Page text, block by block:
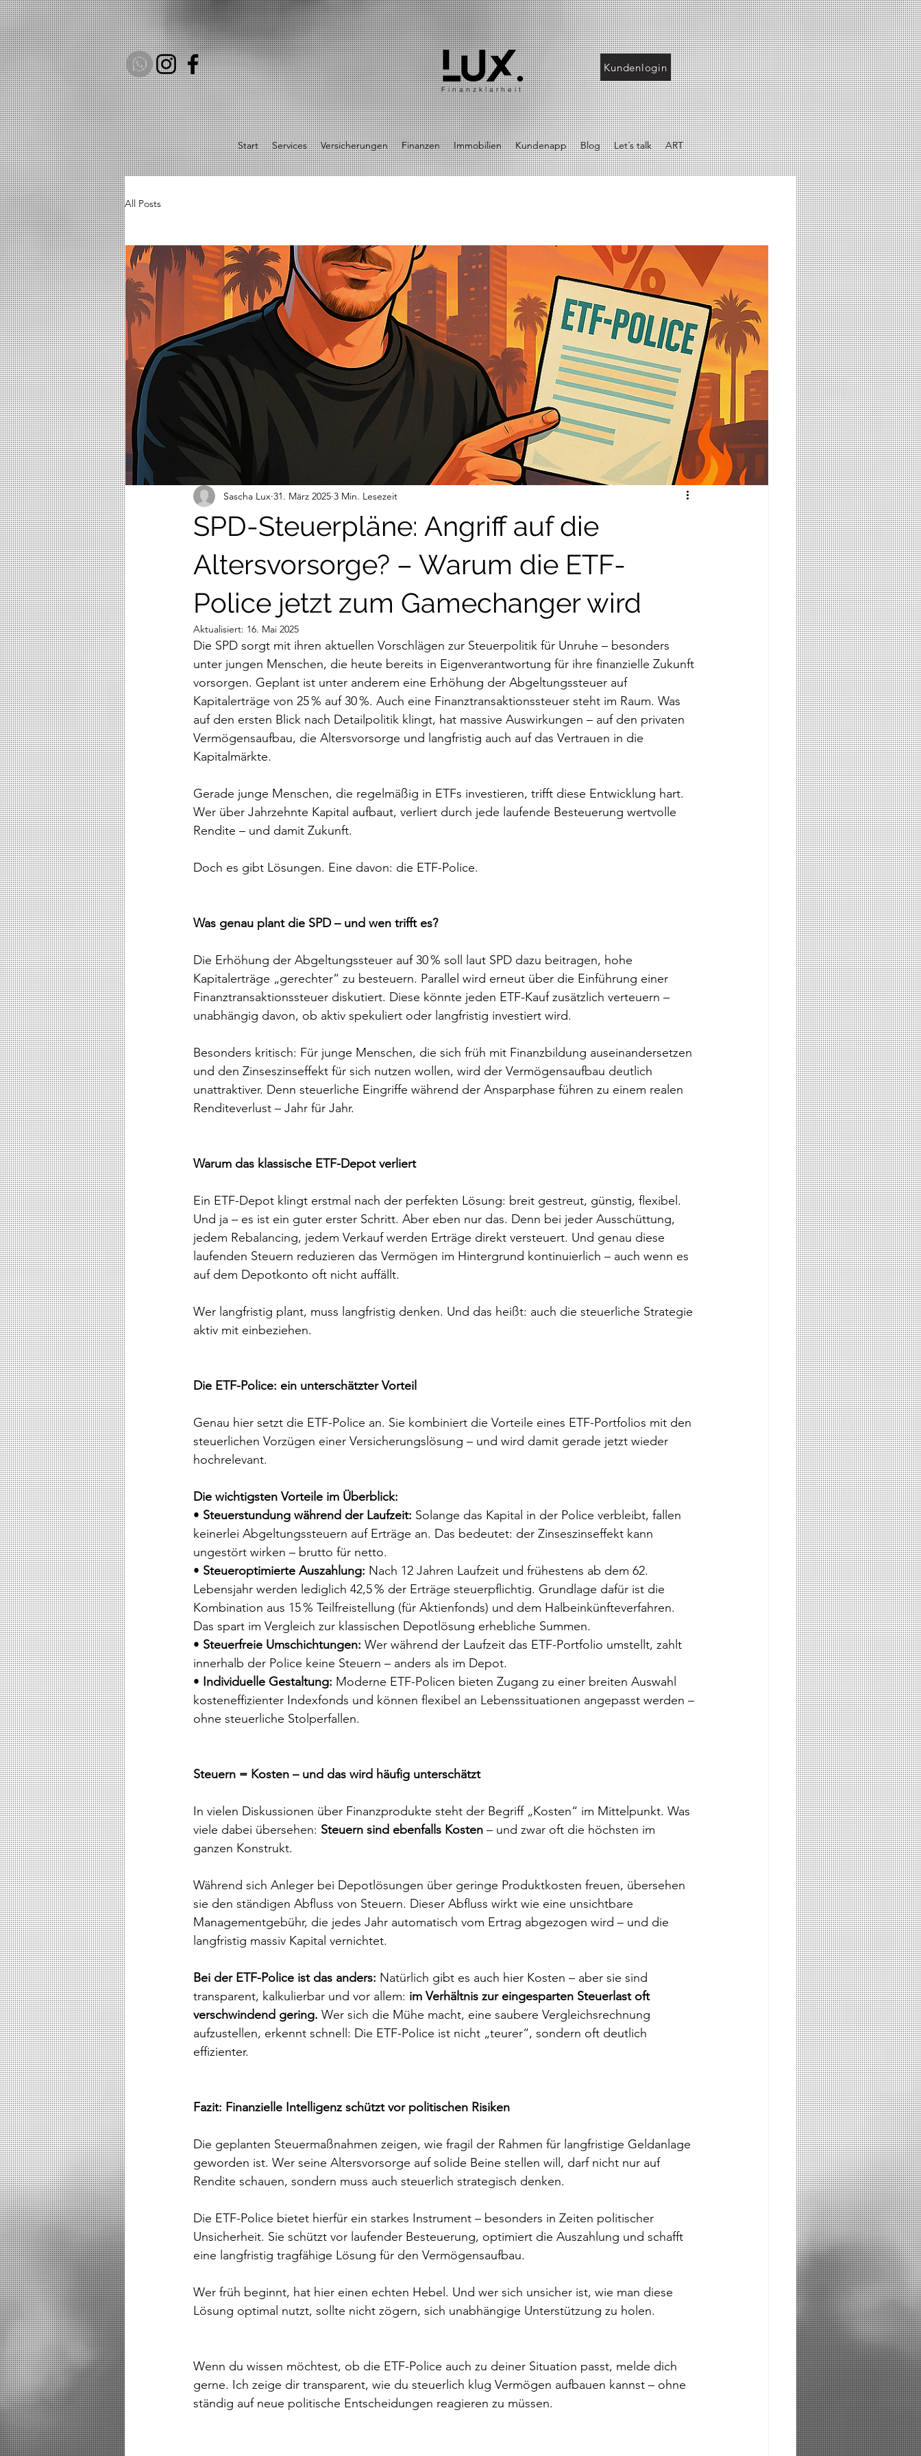
Finanzklarheit
Kundenlogin
Start Services Versicherungen Finanzen Immobilien Kundenapp Blog Let´s talk ART
All Posts
SPD-Steuerpläne: Angriff auf die
Altersvorsorge? – Warum die ETF-
Police jetzt zum Gamechanger wird
Sascha Lux 31. März 2025 3 Min. Lesezeit
Aktualisiert: 16. Mai 2025
Die SPD sorgt mit ihren aktuellen Vorschlägen zur Steuerpolitik für Unruhe – besonders
unter jungen Menschen, die heute bereits in Eigenverantwortung für ihre finanzielle Zukunft
vorsorgen. Geplant ist unter anderem eine Erhöhung der Abgeltungssteuer auf
Kapitalerträge von 25 % auf 30 %. Auch eine Finanztransaktionssteuer steht im Raum. Was
auf den ersten Blick nach Detailpolitik klingt, hat massive Auswirkungen – auf den privaten
Vermögensaufbau, die Altersvorsorge und langfristig auch auf das Vertrauen in die
Kapitalmärkte.
Gerade junge Menschen, die regelmäßig in ETFs investieren, trifft diese Entwicklung hart.
Wer über Jahrzehnte Kapital aufbaut, verliert durch jede laufende Besteuerung wertvolle
Rendite – und damit Zukunft.
Doch es gibt Lösungen. Eine davon: die ETF-Police.
Was genau plant die SPD – und wen trifft es?
Die Erhöhung der Abgeltungssteuer auf 30 % soll laut SPD dazu beitragen, hohe
Kapitalerträge „gerechter“ zu besteuern. Parallel wird erneut über die Einführung einer
Finanztransaktionssteuer diskutiert. Diese könnte jeden ETF-Kauf zusätzlich verteuern –
unabhängig davon, ob aktiv spekuliert oder langfristig investiert wird.
Besonders kritisch: Für junge Menschen, die sich früh mit Finanzbildung auseinandersetzen
und den Zinseszinseffekt für sich nutzen wollen, wird der Vermögensaufbau deutlich
unattraktiver. Denn steuerliche Eingriffe während der Ansparphase führen zu einem realen
Renditeverlust – Jahr für Jahr.
Warum das klassische ETF-Depot verliert
Ein ETF-Depot klingt erstmal nach der perfekten Lösung: breit gestreut, günstig, flexibel.
Und ja – es ist ein guter erster Schritt. Aber eben nur das. Denn bei jeder Ausschüttung,
jedem Rebalancing, jedem Verkauf werden Erträge direkt versteuert. Und genau diese
laufenden Steuern reduzieren das Vermögen im Hintergrund kontinuierlich – auch wenn es
auf dem Depotkonto oft nicht auffällt.
Wer langfristig plant, muss langfristig denken. Und das heißt: auch die steuerliche Strategie
aktiv mit einbeziehen.
Die ETF-Police: ein unterschätzter Vorteil
Genau hier setzt die ETF-Police an. Sie kombiniert die Vorteile eines ETF-Portfolios mit den
steuerlichen Vorzügen einer Versicherungslösung – und wird damit gerade jetzt wieder
hochrelevant.
Die wichtigsten Vorteile im Überblick:
• Steuerstundung während der Laufzeit: Solange das Kapital in der Police verbleibt, fallen
keinerlei Abgeltungssteuern auf Erträge an. Das bedeutet: der Zinseszinseffekt kann
ungestört wirken – brutto für netto.
• Steueroptimierte Auszahlung: Nach 12 Jahren Laufzeit und frühestens ab dem 62.
Lebensjahr werden lediglich 42,5 % der Erträge steuerpflichtig. Grundlage dafür ist die
Kombination aus 15 % Teilfreistellung (für Aktienfonds) und dem Halbeinkünfteverfahren.
Das spart im Vergleich zur klassischen Depotlösung erhebliche Summen.
• Steuerfreie Umschichtungen: Wer während der Laufzeit das ETF-Portfolio umstellt, zahlt
innerhalb der Police keine Steuern – anders als im Depot.
• Individuelle Gestaltung: Moderne ETF-Policen bieten Zugang zu einer breiten Auswahl
kosteneffizienter Indexfonds und können flexibel an Lebenssituationen angepasst werden –
ohne steuerliche Stolperfallen.
Steuern = Kosten – und das wird häufig unterschätzt
In vielen Diskussionen über Finanzprodukte steht der Begriff „Kosten“ im Mittelpunkt. Was
viele dabei übersehen: Steuern sind ebenfalls Kosten – und zwar oft die höchsten im
ganzen Konstrukt.
Während sich Anleger bei Depotlösungen über geringe Produktkosten freuen, übersehen
sie den ständigen Abfluss von Steuern. Dieser Abfluss wirkt wie eine unsichtbare
Managementgebühr, die jedes Jahr automatisch vom Ertrag abgezogen wird – und die
langfristig massiv Kapital vernichtet.
Bei der ETF-Police ist das anders: Natürlich gibt es auch hier Kosten – aber sie sind
transparent, kalkulierbar und vor allem: im Verhältnis zur eingesparten Steuerlast oft
verschwindend gering. Wer sich die Mühe macht, eine saubere Vergleichsrechnung
aufzustellen, erkennt schnell: Die ETF-Police ist nicht „teurer“, sondern oft deutlich
effizienter.
Fazit: Finanzielle Intelligenz schützt vor politischen Risiken
Die geplanten Steuermaßnahmen zeigen, wie fragil der Rahmen für langfristige Geldanlage
geworden ist. Wer seine Altersvorsorge auf solide Beine stellen will, darf nicht nur auf
Rendite schauen, sondern muss auch steuerlich strategisch denken.
Die ETF-Police bietet hierfür ein starkes Instrument – besonders in Zeiten politischer
Unsicherheit. Sie schützt vor laufender Besteuerung, optimiert die Auszahlung und schafft
eine langfristig tragfähige Lösung für den Vermögensaufbau.
Wer früh beginnt, hat hier einen echten Hebel. Und wer sich unsicher ist, wie man diese
Lösung optimal nutzt, sollte nicht zögern, sich unabhängige Unterstützung zu holen.
Wenn du wissen möchtest, ob die ETF-Police auch zu deiner Situation passt, melde dich
gerne. Ich zeige dir transparent, wie du steuerlich klug Vermögen aufbauen kannst – ohne
ständig auf neue politische Entscheidungen reagieren zu müssen.